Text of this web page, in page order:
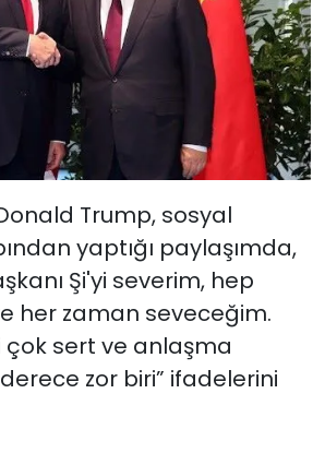
Trump, sosyal
yaptığı paylaşımda,
Şi'yi severim, hep
her zaman seveceğim.
çok sert ve anlaşma
zor biri” ifadelerini